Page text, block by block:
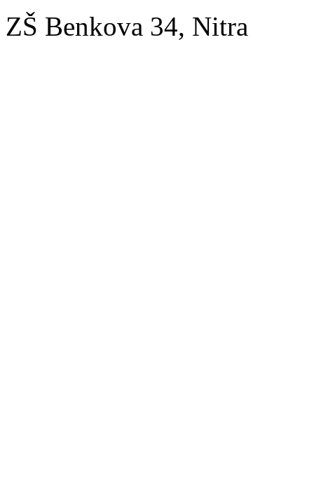
ZŠ Benkova 34, Nitra